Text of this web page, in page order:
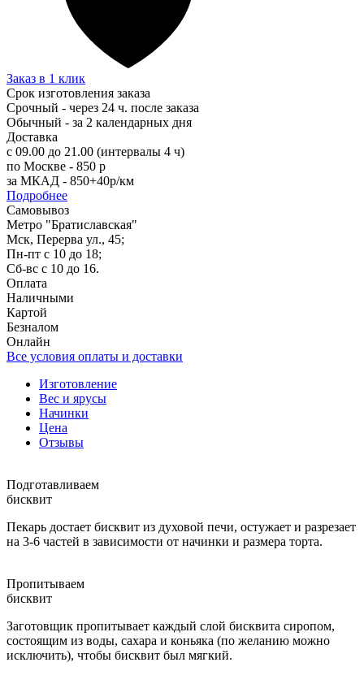
Заказ в 1 клик
Срок изготовления заказа
Срочный - через 24 ч. после заказа
Обычный - за 2 календарных дня
Доставка
с 09.00 до 21.00 (интервалы 4 ч)
по Москве - 850 р
за МКАД - 850+40р/км
Подробнее
Самовывоз
Метро "Братиславская"
Мск, Перерва ул., 45;
Пн-пт с 10 до 18;
Сб-вс с 10 до 16.
Оплата
Наличными
Картой
Безналом
Онлайн
Все условия оплаты и доставки
Изготовление
Вес и ярусы
Начинки
Цена
Отзывы
Подготавливаем
бисквит
Пекарь достает бисквит из духовой печи, остужает и разрезает
на 3-6 частей в зависимости от начинки и размера торта.
Пропитываем
бисквит
Заготовщик пропитывает каждый слой бисквита сиропом,
состоящим из воды, сахара и коньяка (по желанию можно
исключить), чтобы бисквит был мягкий.